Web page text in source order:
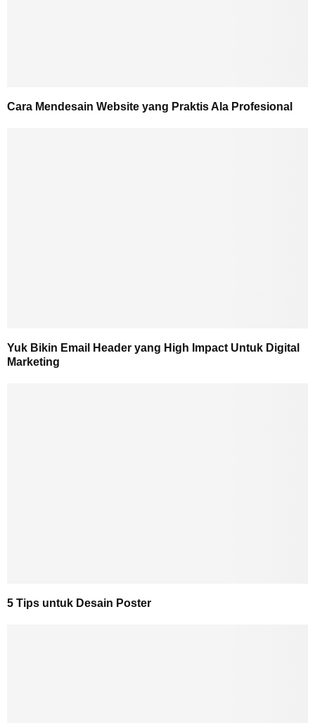
Cara Mendesain Website yang Praktis Ala Profesional
Yuk Bikin Email Header yang High Impact Untuk Digital
Marketing
5 Tips untuk Desain Poster